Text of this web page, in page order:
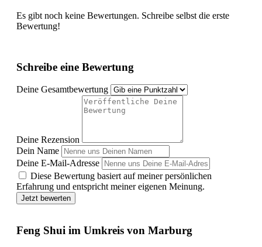
Es gibt noch keine Bewertungen. Schreibe selbst die erste
Bewertung!
Schreibe eine Bewertung
Deine Gesamtbewertung
Deine Rezension
Dein Name
Deine E-Mail-Adresse
Diese Bewertung basiert auf meiner persönlichen
Erfahrung und entspricht meiner eigenen Meinung.
Jetzt bewerten
Feng Shui im Umkreis von Marburg